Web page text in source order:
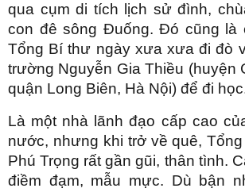
qua cụm di tích lịch sử đình,
con đê sông Đuống. Đó cũng là
Tổng Bí thư ngày xưa xưa đi đò
trường Nguyễn Gia Thiều (huyện
quận Long Biên, Hà Nội) để đi
Là một nhà lãnh đạo cấp cao
nước, nhưng khi trở về quê,
Phú Trọng rất gần gũi, thân tình.
điềm đạm, mẫu mực. Dù bận